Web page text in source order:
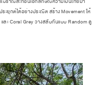
ะยุกต์ได้อย่างประณีต สร้าง Movement ให้
ะ Coral Grey วางสลับกันแบบ Random ดู